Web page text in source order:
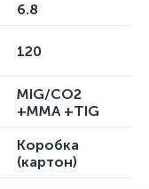
6.8
120
MIG/CO2
+MMA +TIG
Коробка
(картон)